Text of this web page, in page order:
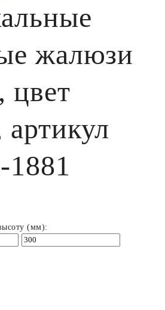
жалюзи
цвет
1881
(мм):